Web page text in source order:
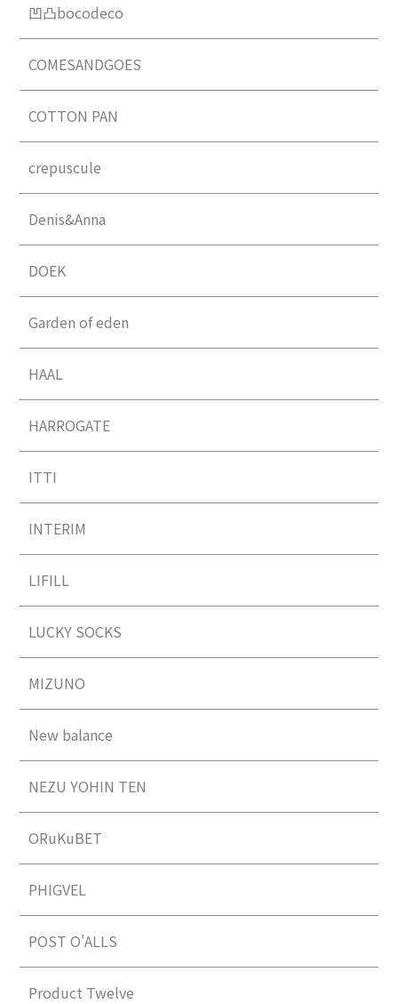
凹凸bocodeco
COMESANDGOES
COTTON PAN
crepuscule
Denis&Anna
DOEK
Garden of eden
HAAL
HARROGATE
ITTI
INTERIM
LIFILL
LUCKY SOCKS
MIZUNO
New balance
NEZU YOHIN TEN
ORuKuBET
PHIGVEL
POST O'ALLS
Product Twelve